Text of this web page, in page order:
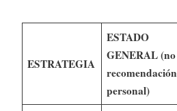
ESTRATEGIA
ESTADO
GENERAL (no
recomendación
personal)